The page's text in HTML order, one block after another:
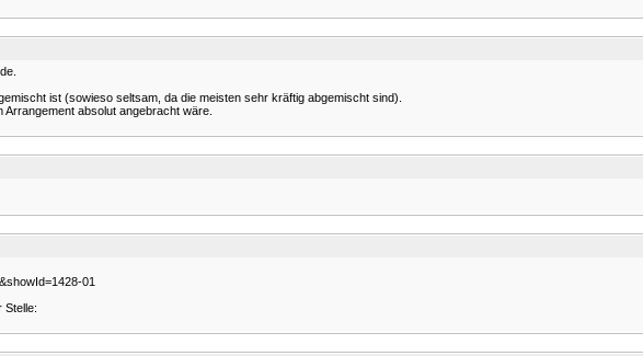
ist (sowieso seltsam, da die meisten sehr kräftig abgemischt sind).
absolut angebracht wäre.
01
Stelle: